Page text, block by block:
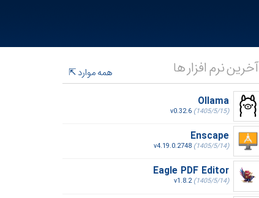
آخرین نرم افزار ها
همه موارد
Ollama
v0.32.6 (1405/5/15)
Enscape
v4.19.0.2748 (1405/5/14)
Eagle PDF Editor
v1.8.2(1405/5/14)